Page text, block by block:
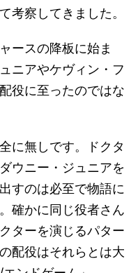
考察してきました。
ースの降板に始ま
ニアやケヴィン・フ
役に至ったのではな
に無しです。ドクタ
ウニー・ジュニアを
すのは必至で物語に
確かに同じ役者さん
ターを演じるパター
配役はそれらとは大